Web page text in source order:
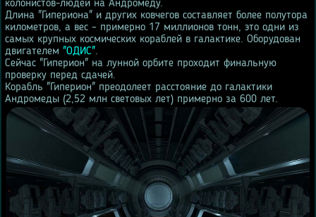
колонистов-людей на Андромеду.
Длина "Гипериона" и других ковчегов составляет более полутора
километров, а вес – примерно 17 миллионов тонн, это одни из
самых крупных космических кораблей в галактике. Оборудован
двигателем "ОДИС".
Сейчас "Гиперион" на лунной орбите проходит финальную
проверку перед сдачей.
Корабль "Гиперион" преодолеет расстояние до галактики
Андромеды (2,52 млн световых лет) примерно за 600 лет.